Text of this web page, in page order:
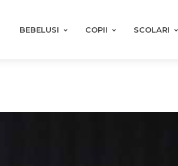
BEBELUSI COPII SCOLARI